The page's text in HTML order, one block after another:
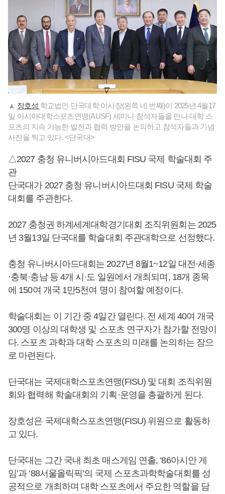
▲ 장호성 학교법인 단국대학 이사장(왼쪽 네 번째)이 2025년 4월17
일 아시아대학스포츠연맹(AUSF) 세미나 참석자들을 만나 대학 스
포츠의 지속 가능한 발전과 협력 방안을 논의하고 참석자들과 기념
사진을 찍고 있다. <단국대>
△2027 충청 유니버시아드대회 FISU 국제 학술대회 주
관
단국대가 2027 충청 유니버시아드대회 FISU 국제 학술
대회를 주관한다.
2027 충청권 하계세계대학경기대회 조직위원회는 2025
년 3월13일 단국대를 학술대회 주관대학으로 선정했다.
충청 유니버시아드대회는 2027년 8월1~12일 대전·세종
·충북·충남 등 4개 시·도 일원에서 개최되며, 18개 종목
에 150여 개국 1만5천여 명이 참여할 예정이다.
학술대회는 이 기간 중 4일간 열린다. 전 세계 40여 개국
300명 이상의 대학생 및 스포츠 연구자가 참가할 전망이
다. 스포츠 과학과 대학 스포츠의 미래를 논의하는 장으
로 마련된다.
단국대는 국제대학스포츠연맹(FISU) 및 대회 조직위원
회와 협력해 학술대회의 기획·운영을 총괄하게 된다.
장호성은 국제대학스포츠연맹(FISU) 위원으로 활동하
고 있다.
단국대는 그간 국내 최초 매스게임 연출, ‘86아시안 게
임’과 ‘88서울올릭픽’의 국제 스포츠과학학술대회를 성
공적으로 개최하며 대학 스포츠에서 주요한 역할을 담